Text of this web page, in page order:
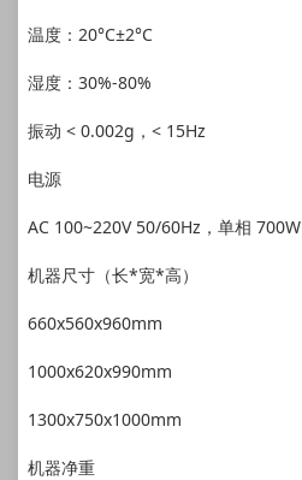
温度：20°C±2°C
湿度：30%-80%
振动 < 0.002g，< 15Hz
电源
AC 100~220V 50/60Hz，单相 700W
机器尺寸（长*宽*高）
660x560x960mm
1000x620x990mm
1300x750x1000mm
机器净重